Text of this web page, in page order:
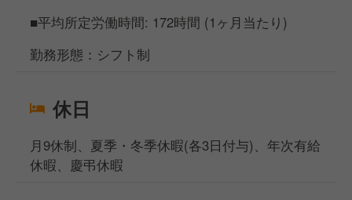
■平均所定労働時間: 172時間 (1ヶ月当たり)
勤務形態：シフト制
休日
月9休制、夏季・冬季休暇(各3日付与)、年次有給
休暇、慶弔休暇